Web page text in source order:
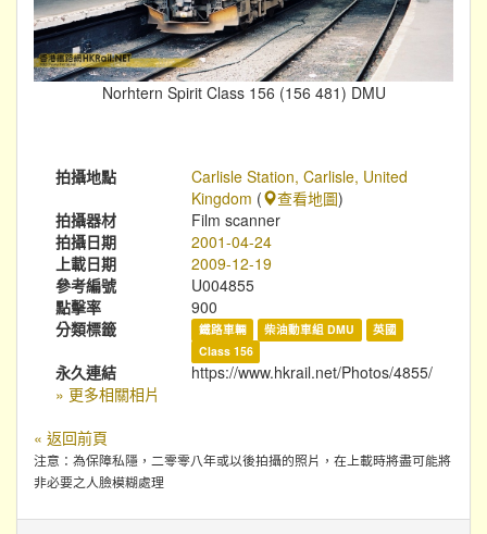
Norhtern Spirit Class 156 (156 481) DMU
拍攝地點
Carlisle Station, Carlisle, United
Kingdom ( 查看地圖)
拍攝器材
Film scanner
拍攝日期
2001-04-24
上載日期
2009-12-19
參考編號
U004855
點擊率
900
分類標籤
鐵路車輛 柴油動車組 DMU
英國
Class 156
永久連結
https://www.hkrail.net/Photos/4855/
» 更多相關相片
« 返回前頁
注意：為保障私隱，二零零八年或以後拍攝的照片，在上載時將盡可能將
非必要之人臉模糊處理